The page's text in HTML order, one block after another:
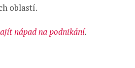
oblastí.
nápad na podnikání.